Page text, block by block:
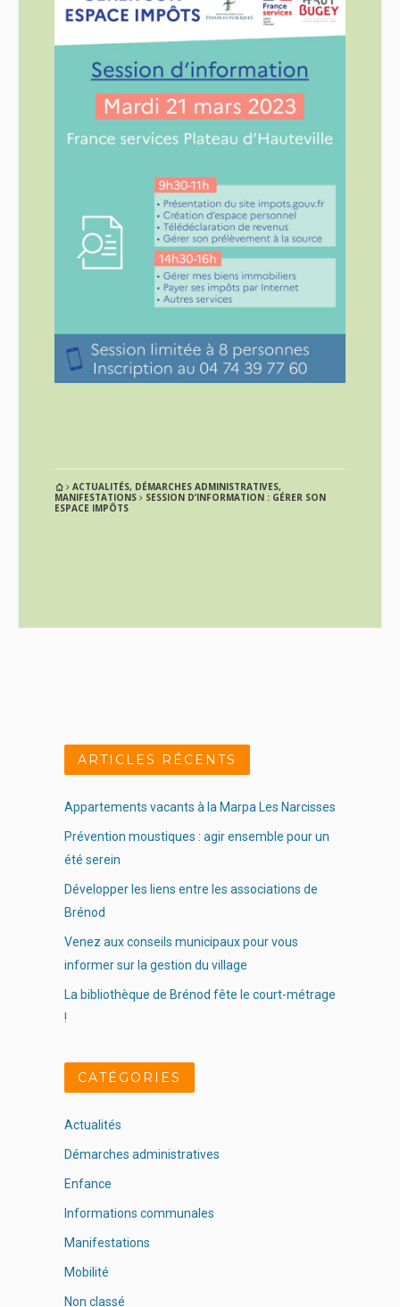
ACTUALITÉS, DÉMARCHES ADMINISTRATIVES,
MANIFESTATIONS
SESSION D’INFORMATION : GÉRER SON
ESPACE IMPÔTS
ARTICLES RÉCENTS
Appartements vacants à la Marpa Les Narcisses
Prévention moustiques : agir ensemble pour un
été serein
Développer les liens entre les associations de
Brénod
Venez aux conseils municipaux pour vous
informer sur la gestion du village
La bibliothèque de Brénod fête le court-métrage
!
CATÉGORIES
Actualités
Démarches administratives
Enfance
Informations communales
Manifestations
Mobilité
Non classé